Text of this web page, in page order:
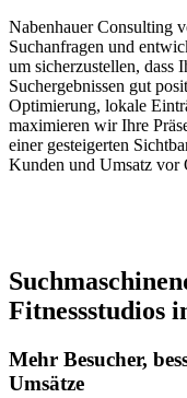
Nabenhauer Consulting
Suchanfragen und
um sicherzustellen, dass
Suchergebnissen gut
Optimierung, lokale
maximieren wir Ihre
einer gesteigerten
Kunden und Umsatz vor
Fitnessstudios
Mehr Besucher,
Umsätze